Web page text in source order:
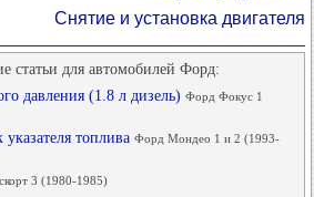
Снятие и установка двигателя
статьи для автомобилей Форд:
давления (1.8 л дизель) Форд Фокус 1
топлива Форд Мондео 1 и 2 (1993-
3 (1980-1985)